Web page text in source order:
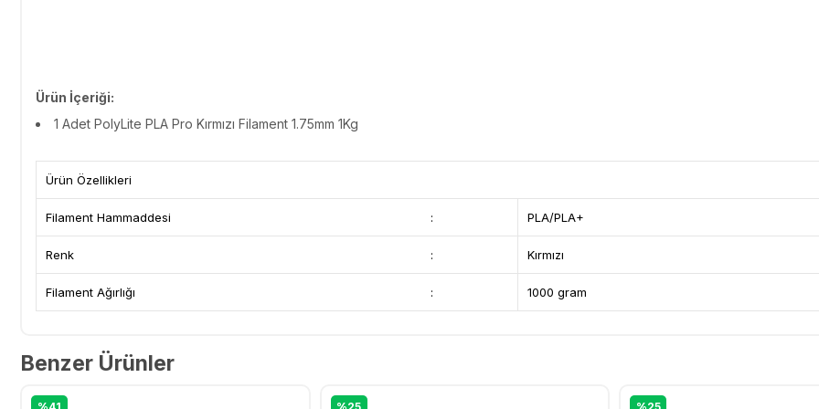
Ürün İçeriği:
1 Adet PolyLite PLA Pro Kırmızı Filament 1.75mm 1Kg
Ürün Özellikleri
Filament Hammaddesi : PLA/PLA+
Renk : Kırmızı
Filament Ağırlığı : 1000 gram
Benzer Ürünler